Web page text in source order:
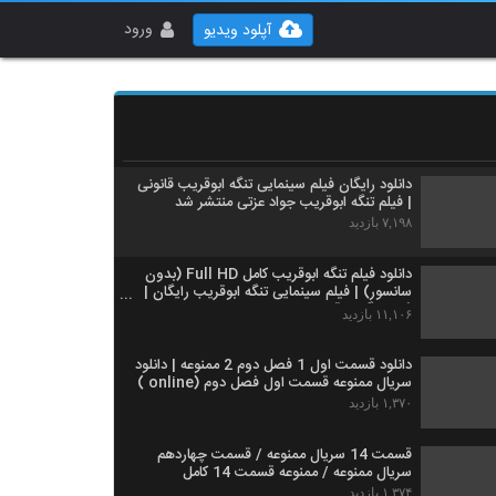
ورود آپلود ویدیو
قسمت دهم سریال ممنوعه (سریال) (کامل) |
دانلود رایگان فيلم سينمایی تنگه ابوقریب قانونی
| فيلم تنگه ابوقریب جواد عزتی منتشر شد
۷,۱۹۸ بازدید
دانلود فيلم تنگه ابوقریب کامل Full HD (بدون
سانسور) | فيلم سينمایی تنگه ابوقریب رایگان |
فيلم تنگه ابوقریب جواد عزتی
۱۱,۱۰۶ بازدید
دانلود قسمت اول 1 فصل دوم 2 ممنوعه | دانلود
سریال ممنوعه قسمت اول فصل دوم (online )
۱,۳۷۰ بازدید
قسمت 14 سریال ممنوعه / قسمت چهاردهم
سریال ممنوعه / ممنوعه قسمت 14 کامل